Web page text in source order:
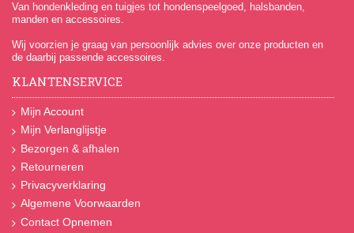
Van hondenkleding en tuigjes tot hondenspeelgoed, halsbanden,
manden en accessoires.
Wij voorzien je graag van persoonlijk advies over onze producten en
de daarbij passende accessoires.
KLANTENSERVICE
Mijn Account
Mijn Verlanglijstje
Bezorgen & afhalen
Retourneren
Privacyverklaring
Algemene Voorwaarden
Contact Opnemen